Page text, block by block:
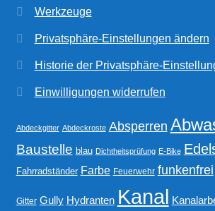
Werkzeuge
Privatsphäre-Einstellungen ändern
Historie der Privatsphäre-
Einwilligungen widerrufen
Abdeckgitter Abdeckroste Absperren
Baustelle blau Dichtheitsprüfung E-Bike
Fahrradständer Farbe Feuerwehr funkenfrei
Gitter Gully Hydranten Kanal